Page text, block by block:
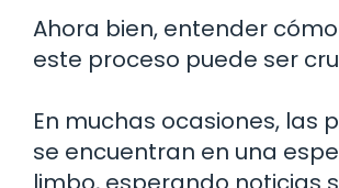
Ahora bien, entender
este proceso puede ser
En muchas ocasiones, las
se encuentran en una